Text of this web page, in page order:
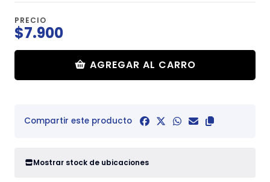
PRECIO
$7.900
AGREGAR AL CARRO
Compartir este producto
Mostrar stock de ubicaciones